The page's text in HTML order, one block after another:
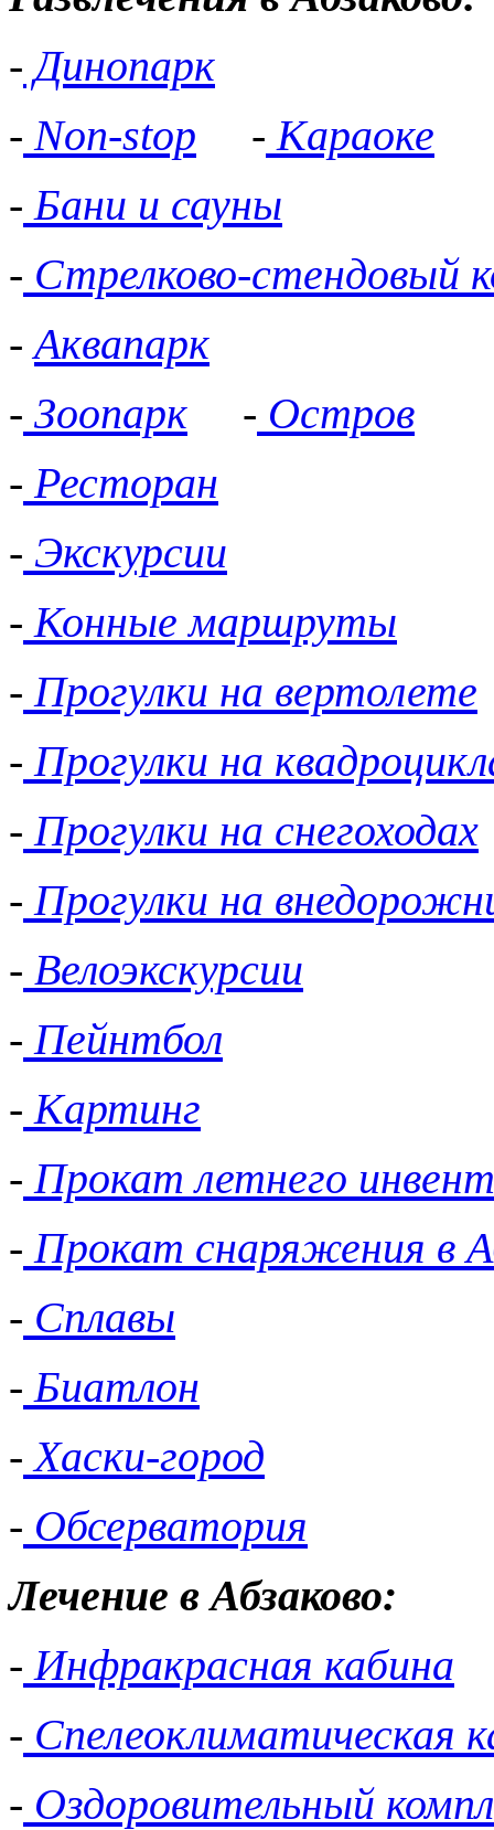
- Динопарк
- Non-stop - Караоке
- Бани и сауны
- Стрелково-стендовый
-Аквапарк
- Зоопарк - Остров
- Ресторан
- Экскурсии
- Конные маршруты
- Прогулки на вертолете
- Прогулки на
- Прогулки на снегоходах
- Прогулки на
- Велоэкскурсии
- Пейнтбол
- Картинг
- Прокат летнего
- Прокат снаряжения в
- Сплавы
- Биатлон
- Хаски-город
- Обсерватория
Лечение в Абзаково:
- Инфракрасная кабина
- Спелеоклиматическая
- Оздоровительный